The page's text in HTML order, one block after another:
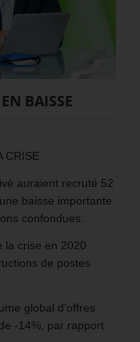
BAISSE
CRISE
auraient recruté 52
baisse importante
confondues.
la crise en 2020
de postes
global d’offres
-14%, par rapport